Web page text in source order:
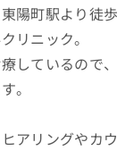
陽町駅より徒
リニック。
しているので
。
アリングやカ